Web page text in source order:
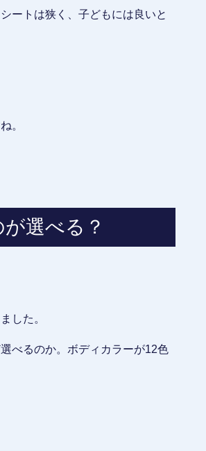
ートは狭く、子どもには良いと
。
選べる？
した。
べるのか。ボディカラーが12色